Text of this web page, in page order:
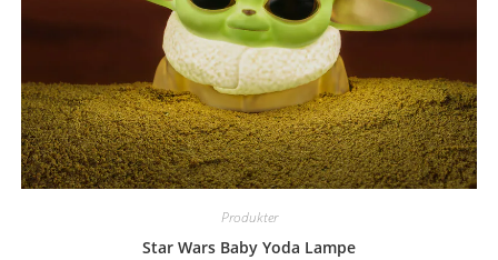
Produkter
Star Wars Baby Yoda Lampe